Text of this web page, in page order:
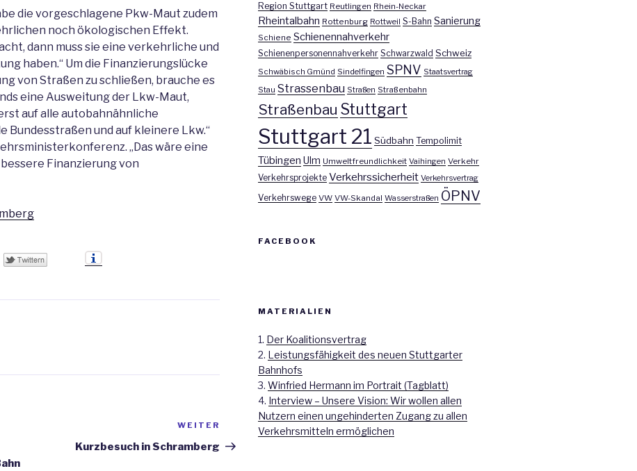
die vorgeschlagene Pkw-Maut zudem
noch ökologischen Effekt.
dann muss sie eine verkehrliche und
haben.“ Um die Finanzierungslücke
von Straßen zu schließen, brauche es
eine Ausweitung der Lkw-Maut,
auf alle autobahnähnliche
Bundesstraßen und auf kleinere Lkw.“
„Das wäre eine
Finanzierung von
Nächster
Beitrag
WEITER
Kurzbesuch in Schramberg
Region Stuttgart Reutlingen Rhein-Neckar
Rheintalbahn Rottenburg Rottweil S-Bahn Sanierung
Schiene Schienennahverkehr
Schienenpersonennahverkehr Schwarzwald Schweiz
Schwäbisch Gmünd Sindelfingen SPNV Staatsvertrag
Stau Strassenbau Straßen Straßenbahn
Straßenbau Stuttgart
Stuttgart 21 Südbahn Tempolimit
Tübingen Ulm Umweltfreundlichkeit Vaihingen Verkehr
Verkehrsprojekte Verkehrssicherheit Verkehrsvertrag
Verkehrswege VW VW-Skandal Wasserstraßen ÖPNV
FACEBOOK
MATERIALIEN
1. Der Koalitionsvertrag
2. Leistungsfähigkeit des neuen Stuttgarter
Bahnhofs
3. Winfried Hermann im Portrait (Tagblatt)
4. Interview – Unsere Vision: Wir wollen allen
Nutzern einen ungehinderten Zugang zu allen
Verkehrsmitteln ermöglichen